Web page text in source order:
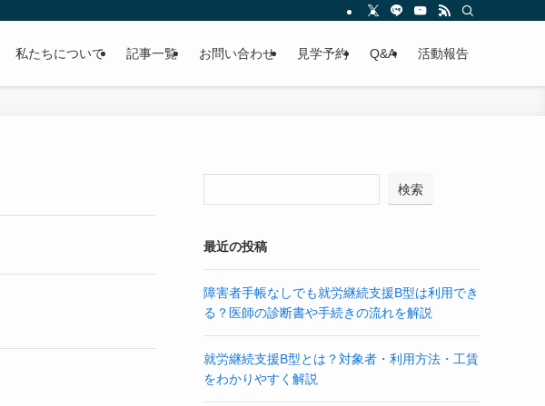
私たちについて 記事一覧 お問い合わせ 見学予約 Q&A 活動報告
検索
最近の投稿
障害者手帳なしでも就労継続支援B型は利用でき
る？医師の診断書や手続きの流れを解説
就労継続支援B型とは？対象者・利用方法・工賃
をわかりやすく解説